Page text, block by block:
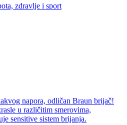
zdravlje i sport
napora, odličan Braun brijač!
u različitim smerovima,
sensitive sistem brijanja.